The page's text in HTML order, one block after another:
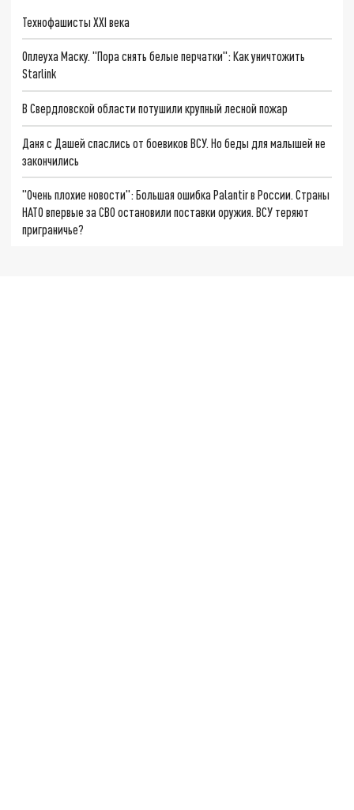
Технофашисты XXI века
Оплеуха Маску. "Пора снять белые перчатки": Как уничтожить
Starlink
В Свердловской области потушили крупный лесной пожар
Даня с Дашей спаслись от боевиков ВСУ. Но беды для малышей не
закончились
"Очень плохие новости": Большая ошибка Palantir в России. Страны
НАТО впервые за СВО остановили поставки оружия. ВСУ теряют
приграничье?